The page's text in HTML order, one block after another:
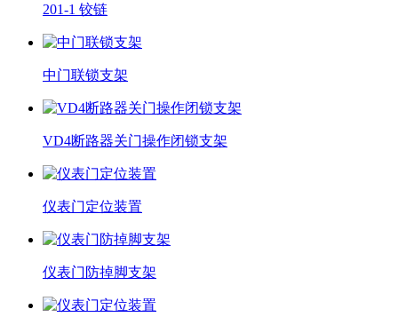
201-1 铰链
中门联锁支架
VD4断路器关门操作闭锁支架
仪表门定位装置
仪表门防掉脚支架